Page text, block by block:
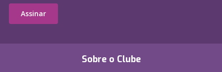
Sobre o Clube
Assinar